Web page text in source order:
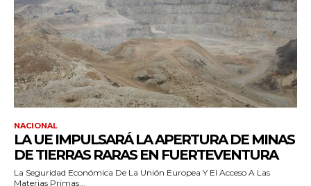
NACIONAL
LA UE IMPULSARÁ LA APERTURA DE MINAS
DE TIERRAS RARAS EN FUERTEVENTURA
La Seguridad Económica De La Unión Europea Y El Acceso A Las
Materias Primas...